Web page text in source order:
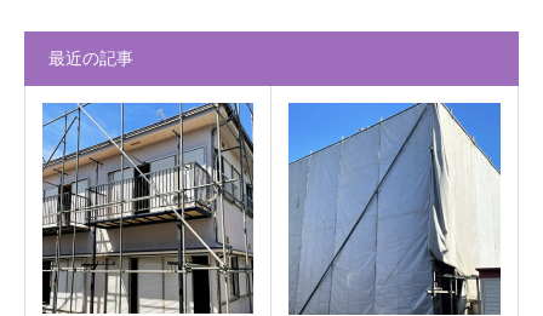
最近の記事